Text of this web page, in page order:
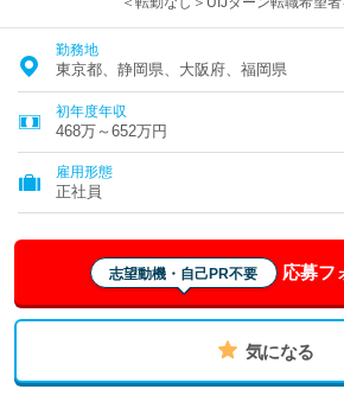
勤務地
東京都、静岡県、大阪府、福岡県
初年度年収
468万～652万円
雇用形態
正社員
志望動機・自己PR不要 応募フ
気になる